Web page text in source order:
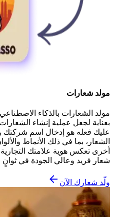
مولد شعارات
مولد الشعارات بالذكاء
بعناية لجعل عملية إنشاء
عليك فعله هو إدخال اسم شركتك
الشعار، بما في ذلك الأنماط
أخرى تعكس هوية علامتك
شعار فريد وعالي الجودة في ثوانٍ
ولّد شعارك الآن